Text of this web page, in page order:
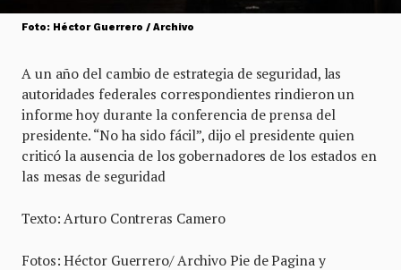
Foto: Héctor Guerrero / Archivo
A un año del cambio de estrategia de seguridad, las
autoridades federales correspondientes rindieron un
informe hoy durante la conferencia de prensa del
presidente. “No ha sido fácil”, dijo el presidente quien
criticó la ausencia de los gobernadores de los estados en
las mesas de seguridad
Texto: Arturo Contreras Camero
Fotos: Héctor Guerrero/ Archivo Pie de Pagina y